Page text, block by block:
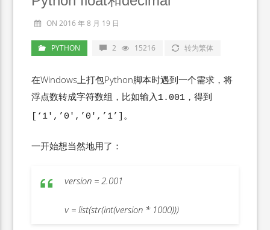
ON 2016 年 8 月 19 日
PYTHON 2 15216 转为繁体
在Windows上打包Python脚本时遇到一个需求，将
浮点数转成字符数组，比如输入 1.001 ，得到
[‘1′,’0′,’0′,’1’] 。
一开始想当然地用了：
version = 2.001
v = list(str(int(version * 1000)))